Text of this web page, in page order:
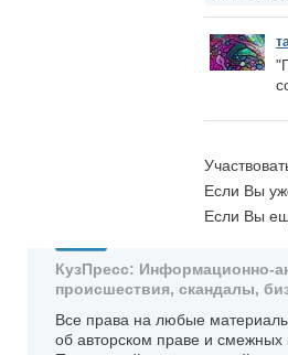
Если Вы
Если Вы
КузПресс: Информационно-
происшествия, скандалы,
Все права на любые
об авторском праве и